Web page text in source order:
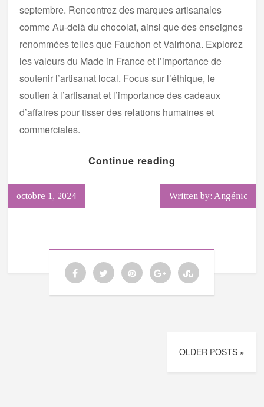
septembre. Rencontrez des marques artisanales
comme Au-delà du chocolat, ainsi que des enseignes
renommées telles que Fauchon et Valrhona. Explorez
les valeurs du Made in France et l’importance de
soutenir l’artisanat local. Focus sur l’éthique, le
soutien à l’artisanat et l’importance des cadeaux
d’affaires pour tisser des relations humaines et
commerciales.
Continue reading
octobre 1, 2024 Written by: Angénic
OLDER POSTS »